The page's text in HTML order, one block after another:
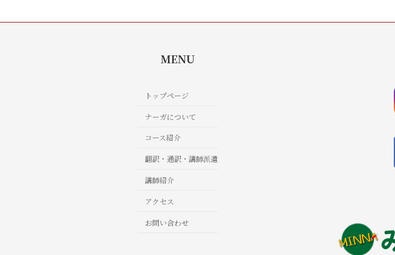
MENU
トップページ
ナーガについて
コース紹介
翻訳・通訳・講師派遣
講師紹介
アクセス
お問い合わせ